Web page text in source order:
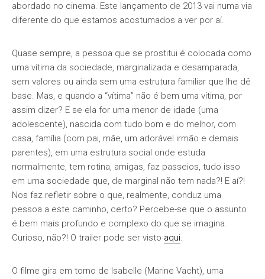
abordado no cinema. Este lançamento de 2013 vai numa via
diferente do que estamos acostumados a ver por aí.
Quase sempre, a pessoa que se prostitui é colocada como
uma vítima da sociedade, marginalizada e desamparada,
sem valores ou ainda sem uma estrutura familiar que lhe dê
base. Mas, e quando a “vítima” não é bem uma vítima, por
assim dizer? E se ela for uma menor de idade (uma
adolescente), nascida com tudo bom e do melhor, com
casa, família (com pai, mãe, um adorável irmão e demais
parentes), em uma estrutura social onde estuda
normalmente, tem rotina, amigas, faz passeios, tudo isso
em uma sociedade que, de marginal não tem nada?! E aí?!
Nos faz refletir sobre o que, realmente, conduz uma
pessoa a este caminho, certo? Percebe-se que o assunto
é bem mais profundo e complexo do que se imagina.
Curioso, não?! O trailer pode ser visto aqui.
O filme gira em torno de Isabelle (Marine Vacht), uma